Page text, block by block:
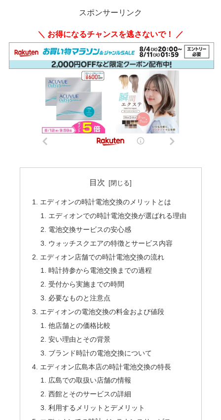
スポンサーリンク
＼ お得になるチャンスを逃さないで！ ／
目次
エディオンの時計電池交換のメリットとは
エディオンでの時計電池交換が選ばれる理由
電池交換サービスの安心感
ウォッチスクエアの特徴とサービス内容
エディオン店舗での時計電池交換の流れ
時計持参から電池交換までの過程
受付から実施までの時間
必要なものと注意点
エディオンの電池交換の料金および値段
他店舗との価格比較
安い理由とその背景
ブランド時計の電池交換について
エディオン広島本店の時計電池交換の特長
広島での取扱い店舗の情報
西館とそのサービスの詳細
利用するメリットとデメリット